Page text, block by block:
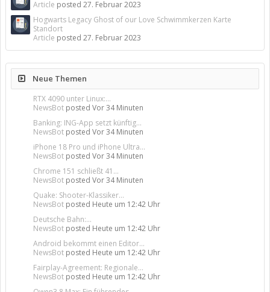
Article posted 27. Februar 2023
Hogwarts Legacy Ghost of our Love Schwimmkerzen Karte
Standort
Article posted 27. Februar 2023
Neue Themen
RTX 4090 unter Linux:...
NewsBot posted Vor 34 Minuten
Banking: ING-App setzt künftig...
NewsBot posted Vor 34 Minuten
iPhone 18 Pro und iPhone Ultra...
NewsBot posted Vor 34 Minuten
Chrome 151 schließt 41...
NewsBot posted Vor 34 Minuten
Quake: Shooter-Klassiker...
NewsBot posted Heute um 12:42 Uhr
Deutsche Bahn:...
NewsBot posted Heute um 12:42 Uhr
Android bekommt einen Editor...
NewsBot posted Heute um 12:42 Uhr
Fairplay-Agreement: Regionale...
NewsBot posted Heute um 12:42 Uhr